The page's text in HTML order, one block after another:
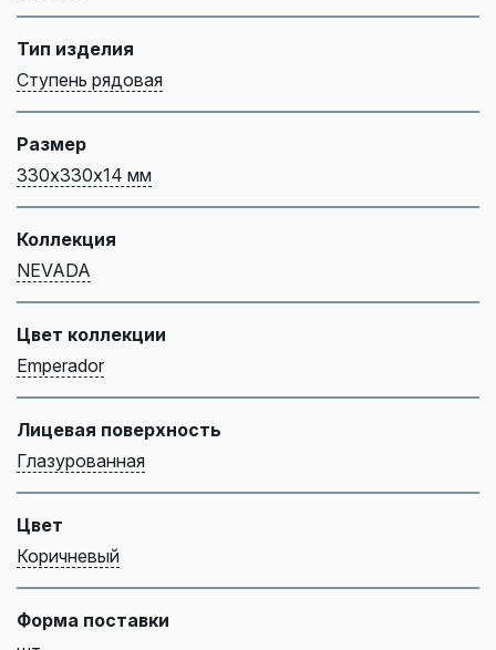
Тип изделия
Ступень рядовая
Размер
330х330х14 мм
Коллекция
NEVADA
Цвет коллекции
Emperador
Лицевая поверхность
Глазурованная
Цвет
Коричневый
Форма поставки